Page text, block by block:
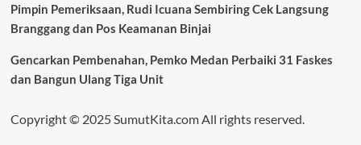
Pimpin Pemeriksaan, Rudi Icuana Sembiring Cek Langsung
Branggang dan Pos Keamanan Binjai
Gencarkan Pembenahan, Pemko Medan Perbaiki 31 Faskes
dan Bangun Ulang Tiga Unit
Copyright © 2025 SumutKita.com All rights reserved.